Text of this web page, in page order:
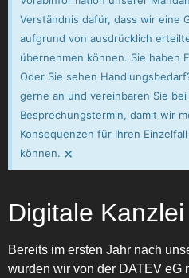
Verständnis dafür, dass wir eine
aufgrund von ausdrücklich
übernehmen können. Sie haben
Oder Sie sehen
gerne an und vereinbaren Sie
Besprechungstermin, damit wir
Konsequenzen für Ihren
können. ×
Digitale
Bereits im ersten Jahr nach
wurden wir von der DATEV eG